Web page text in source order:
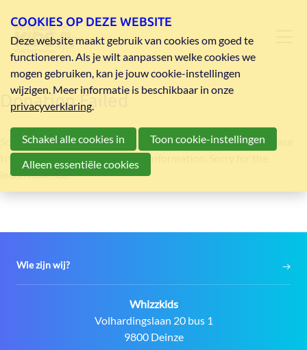
Donation Failed
Something went wrong while processing your donation. Please
try again or
contactus for more information. Sorry for the
inconvenience.
Wie zijn wij?
Contact:
Whizzkids
Adres:
Volhardingslaan 20 bus 1
9800 Deinze
COOKIES OP DEZE WEBSITE
Deze website maakt gebruik van cookies om goed te
functioneren. Als je wilt aanpassen welke cookies we
mogen gebruiken, kan je jouw cookie-instellingen
wijzigen. Meer informatie is beschikbaar in onze
privacyverklaring.
Schakel alle cookies in
Toon cookie-instellingen
Alleen essentiële cookies